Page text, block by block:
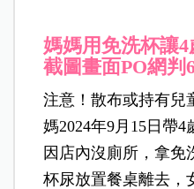
媽媽用免洗杯讓
截圖畫面PO網判
注意！散布或持有兒
媽2024年9月15日帶4
因店內沒廁所，拿免
杯尿放置餐桌離去，